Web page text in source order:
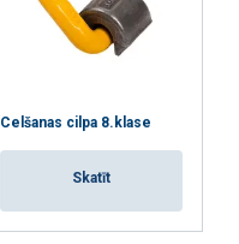
Celšanas cilpa 8.klase
Skatīt